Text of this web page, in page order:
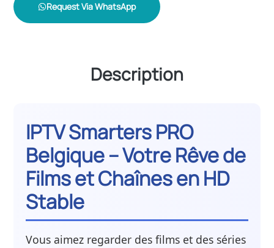
Request Via WhatsApp
Description
IPTV Smarters PRO
Belgique – Votre Rêve de
Films et Chaînes en HD
Stable
Vous aimez regarder des films et des séries